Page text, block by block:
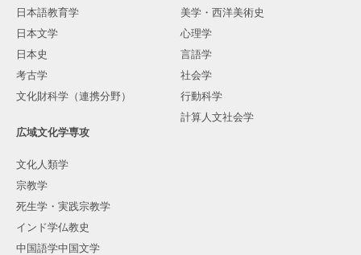
日本語教育学
日本文学
日本史
考古学
文化財科学（連携分野）
美学・西洋美術史
心理学
言語学
社会学
行動科学
計算人文社会学
広域文化学専攻
文化人類学
宗教学
死生学・実践宗教学
インド学仏教史
中国語学中国文学